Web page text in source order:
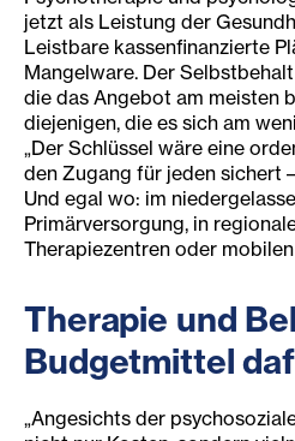
jetzt als Leistung der
Leistbare kassenfinanzierte
Mangelware. Der
die das Angebot am meisten
diejenigen, die es sich am
„Der Schlüssel wäre eine
den Zugang für jeden sichert
Und egal wo: im
Primärversorgung, in
Therapiezentren oder mobilen
Therapie und
Budgetmittel
„Angesichts der